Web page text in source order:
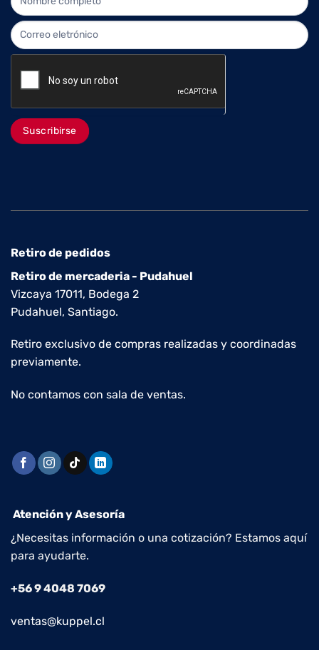
Suscribirse
Retiro de pedidos
Retiro de mercaderia - Pudahuel
Vizcaya 17011, Bodega 2
Pudahuel, Santiago.
Retiro exclusivo de compras realizadas y coordinadas
previamente.
No contamos con sala de ventas.
Atención y Asesoría
¿Necesitas información o una cotización? Estamos aquí
para ayudarte.
+56 9 4048 7069
ventas@kuppel.cl